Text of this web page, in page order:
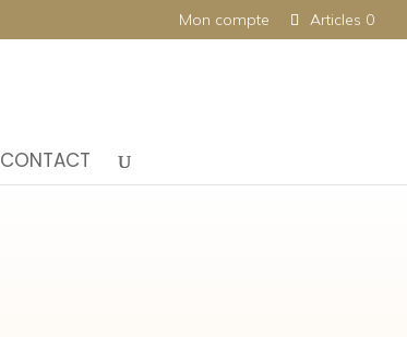
Mon compte Articles 0
CONTACT